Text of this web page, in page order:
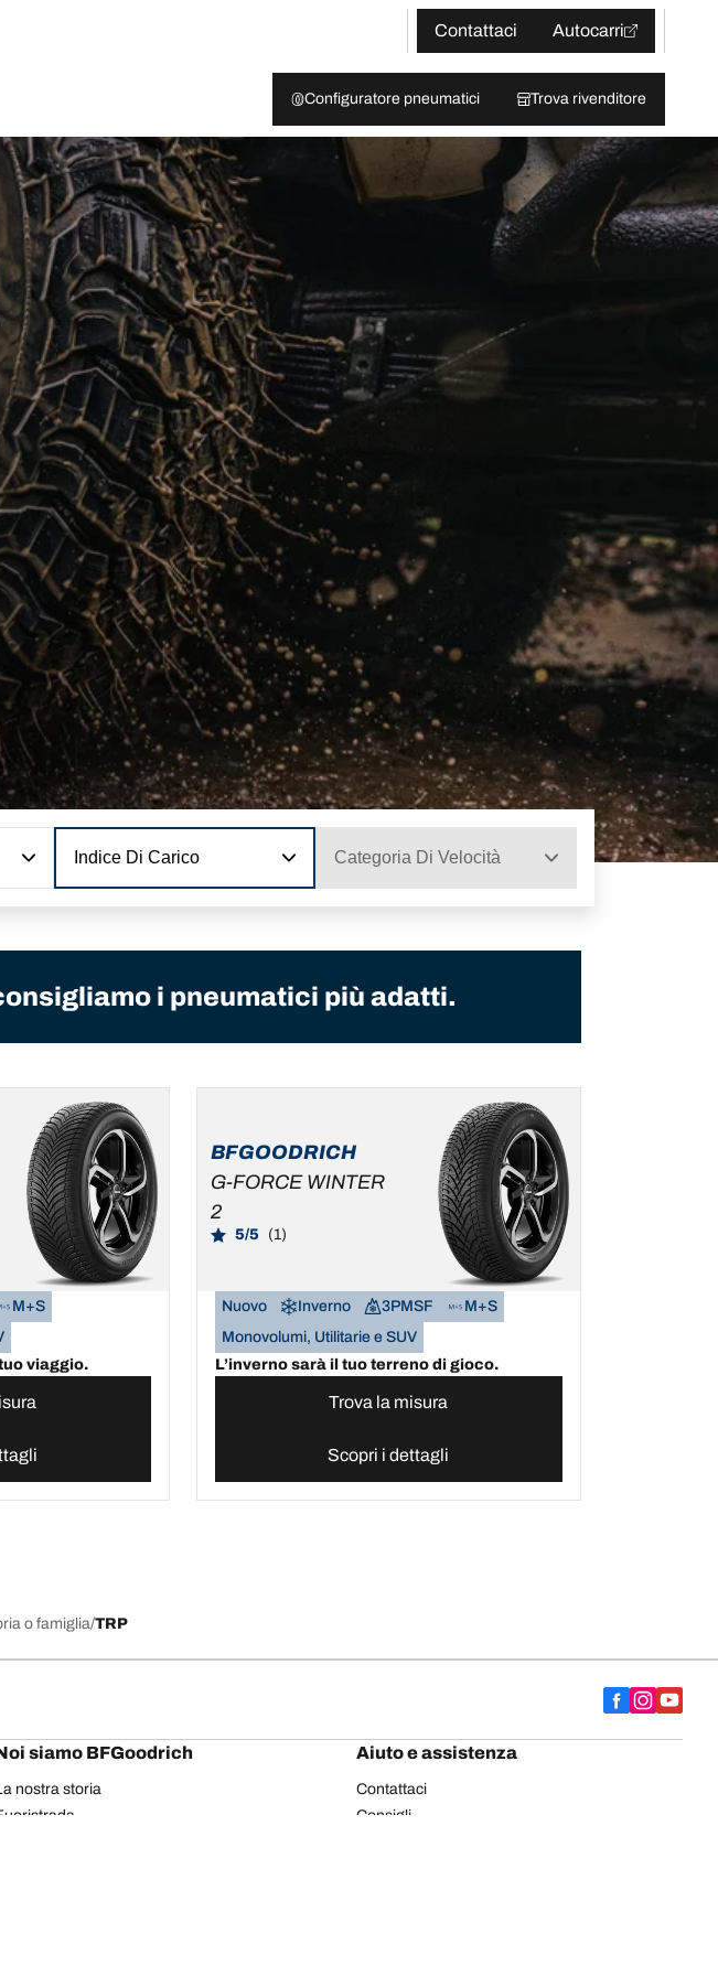
Contattaci
Autocarri
Configuratore pneumatici Trova rivenditore
Indice Di Carico Categoria Di Velocità
i pneumatici più adatti.
M+S
viaggio.
BFGOODRICH
G-FORCE WINTER
2
5/5 (1)
Nuovo Inverno 3PMSF
M+S
Monovolumi, Utilitarie e SUV
L’inverno sarà il tuo terreno di gioco.
Trova la misura
Scopri i dettagli
o famiglia TRP
siamo BFGoodrich
nostra storia
Aiuto e assistenza
Contattaci
Consigli